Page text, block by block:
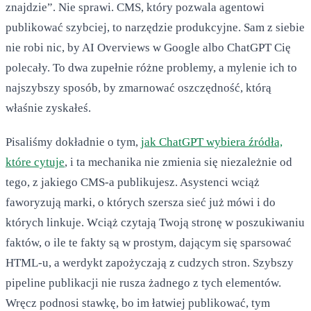
znajdzie”. Nie sprawi. CMS, który pozwala agentowi
publikować szybciej, to narzędzie produkcyjne. Sam z siebie
nie robi nic, by AI Overviews w Google albo ChatGPT Cię
polecały. To dwa zupełnie różne problemy, a mylenie ich to
najszybszy sposób, by zmarnować oszczędność, którą
właśnie zyskałeś.
Pisaliśmy dokładnie o tym, jak ChatGPT wybiera źródła,
które cytuje, i ta mechanika nie zmienia się niezależnie od
tego, z jakiego CMS-a publikujesz. Asystenci wciąż
faworyzują marki, o których szersza sieć już mówi i do
których linkuje. Wciąż czytają Twoją stronę w poszukiwaniu
faktów, o ile te fakty są w prostym, dającym się sparsować
HTML-u, a werdykt zapożyczają z cudzych stron. Szybszy
pipeline publikacji nie rusza żadnego z tych elementów.
Wręcz podnosi stawkę, bo im łatwiej publikować, tym